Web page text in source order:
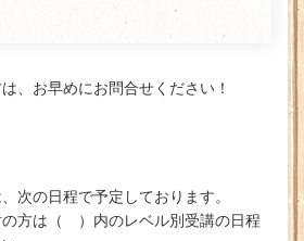
、お早めにお問合せください！
次の日程で予定しております。
の方は（ ）内のレベル別受講の日程